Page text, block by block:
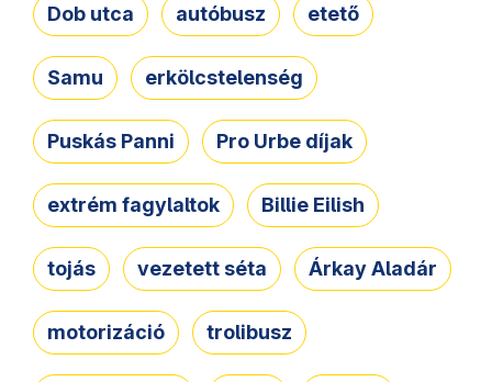
Dob utca autóbusz etető
Samu erkölcstelenség
Puskás Panni Pro Urbe díjak
extrém fagylaltok Billie Eilish
tojás vezetett séta Árkay Aladár
motorizáció trolibusz